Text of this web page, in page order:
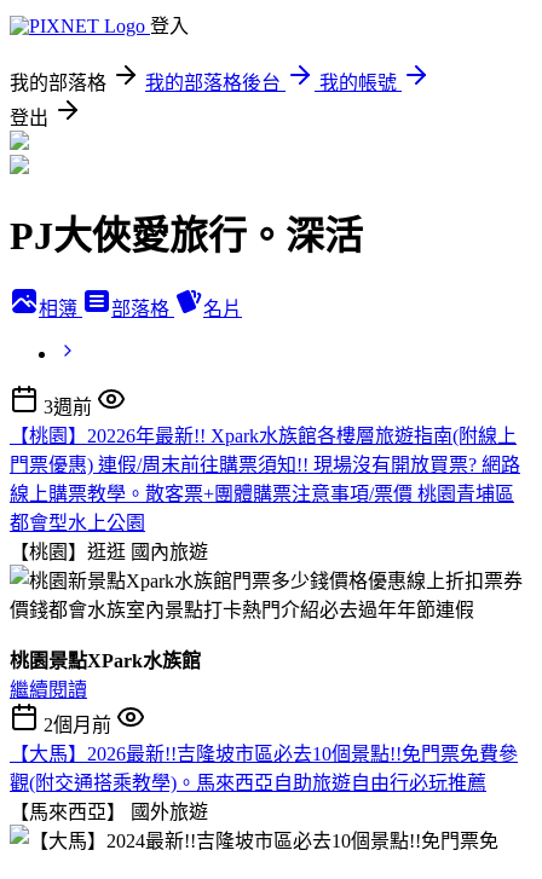
登入
我的部落格 我的部落格後台
我的帳號
登出
PJ大俠愛旅行。深活
相簿 部落格 名片
3週前
【桃園】20226年最新!! Xpark水族館各樓層旅遊指南(附線上
門票優惠) 連假/周末前往購票須知!! 現場沒有開放買票? 網路
線上購票教學。散客票+團體購票注意事項/票價 桃園青埔區
都會型水上公園
【桃園】逛逛 國內旅遊
桃園景點XPark水族館
繼續閱讀
2個月前
【大馬】2026最新!!吉隆坡市區必去10個景點!!免門票免費參
觀(附交通搭乘教學)。馬來西亞自助旅遊自由行必玩推薦
【馬來西亞】
國外旅遊